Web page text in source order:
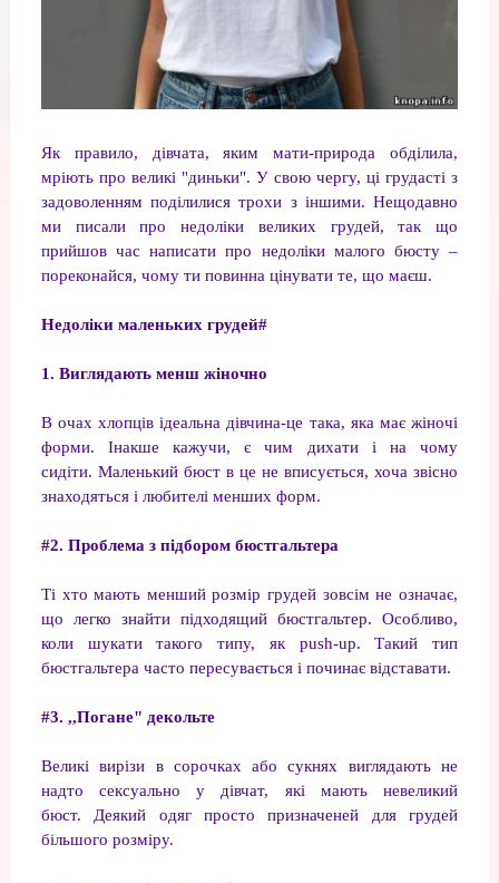
Як правило, дівчата, яким мати-природа обділила,
мріють про великі "диньки". У свою чергу, ці грудасті з
задоволенням поділилися трохи з іншими. Нещодавно
ми писали про недоліки великих грудей, так що
прийшов час написати про недоліки малого бюсту –
пореконайся, чому ти повинна цінувати те, що маєш.
Недоліки маленьких грудей#
1. Виглядають менш жіночно
В очах хлопців ідеальна дівчина-це така, яка має жіночі
форми. Інакше кажучи, є чим дихати і на чому
сидіти. Маленький бюст в це не вписується, хоча звісно
знаходяться і любителі менших форм.
#2. Проблема з підбором бюстгальтера
Ті хто мають менший розмір грудей зовсім не означає,
що легко знайти підходящий бюстгальтер. Особливо,
коли шукати такого типу, як push-up. Такий тип
бюстгальтера часто пересувається і починає відставати.
#3. ,,Погане" декольте
Великі вирізи в сорочках або сукнях виглядають не
надто сексуально у дівчат, які мають невеликий
бюст. Деякий одяг просто призначеней для грудей
більшого розміру.